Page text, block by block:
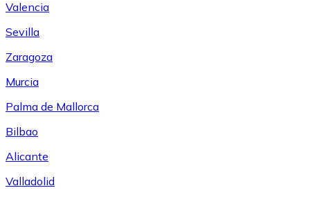
Valencia
Sevilla
Zaragoza
Murcia
Palma de Mallorca
Bilbao
Alicante
Valladolid